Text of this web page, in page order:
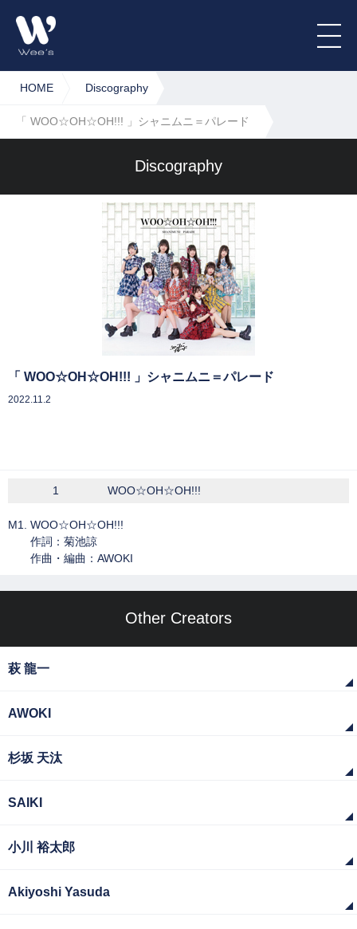
HOME Discography
「 WOO☆OH☆OH!!! 」シャニムニ＝パレード
Discography
「 WOO☆OH☆OH!!! 」シャニムニ＝パレード
2022.11.2
1 WOO☆OH☆OH!!!
M1. WOO☆OH☆OH!!!
作詞：菊池諒
作曲・編曲：AWOKI
Other Creators
萩 龍一
AWOKI
杉坂 天汰
SAIKI
小川 裕太郎
Akiyoshi Yasuda